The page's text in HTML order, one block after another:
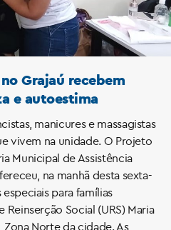
Grajaú recebem
e autoestima
manicures e massagistas
vivem na unidade. O Projeto
Municipal de Assistência
na manhã desta sexta-
para famílias
Social (URS) Maria
Zona Norte da cidade. As